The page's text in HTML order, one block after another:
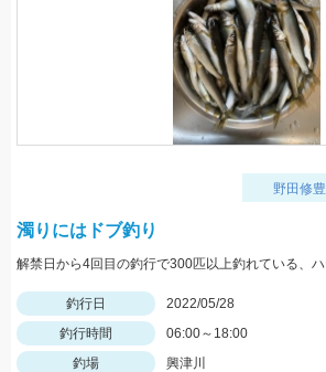
野田修豊
濁りにはドブ釣り
釣行日
2022/05/28
釣行時間
06:00～18:00
釣場
興津川